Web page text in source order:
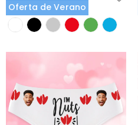
Oferta de Verano